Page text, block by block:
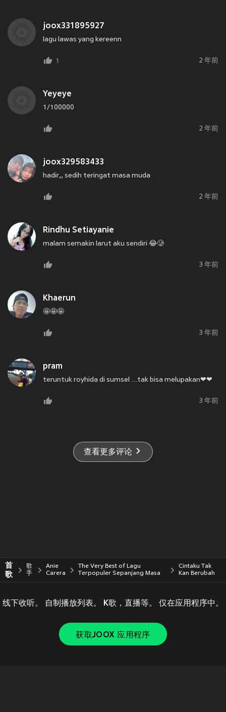
joox331895927
lagu lawas yang kereenn
1 2 年前
Yeyeye
1/100000
2 年前
joox329583433
hadir,, sedih teringat masa muda
2 年前
Rindhu Setiayanie
malam semakin larut aku sendiri 😂🥲
3 年前
Khaerun
🤩🤩🤩
3 年前
pram
teruntuk royhida di sumsel ...tak bisa melupakan❤❤
3 年前
查看更多评论
首
歌
歌
手
Anie
Carera
The Very Best of Lagu
Terpopuler Sepanjang Masa
Cintaku Tak
Kan Berubah
线下收听。 自制播放列表。 K歌，直播等。 仅在应用程序中。
获取JOOX 应用程序